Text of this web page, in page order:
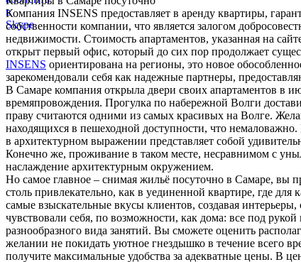
Компания INSENS предоставляет в аренду квартиры,
собственности компании, что является залогом
недвижимости. Стоимость апартаментов, указанная на
открыт первый офис, который до сих пор продолжает
INSENS ориентирована на регионы, это новое
зарекомендовали себя как надежные партнеры,
В Самаре компания открыла двери своих апартаментов в
времяпровождения. Прогулка по набережной Волги
праву считаются одними из самых красивых на Волге.
находящихся в пешеходной доступности, что немаловажно.
в архитектурном выражении представляет собой
Конечно же, проживание в таком месте, несравнимом с
наслаждение архитектурным окружением.
Но самое главное – снимая жильё посуточно в Самаре, вы
столь привлекательно, как в уединенной квартире, где
самые взыскательные вкусы клиентов, создавая
чувствовали себя, по возможности, как дома: все под
разнообразного вида занятий. Вы сможете оценить
желании не покидать уютное гнездышко в течение всего
получите максимальные удобства за адекватные цены. В